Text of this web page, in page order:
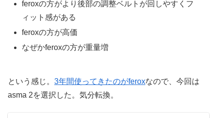
feroxの方がより後部の調整ベルトが回しやすくフ
ィット感がある
feroxの方が高価
なぜかferoxの方が重量増
という感じ。 3年間使ってきたのがferoxなので、今回は
asma 2を選択した。気分転換。